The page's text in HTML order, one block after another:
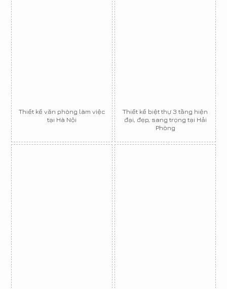
Thiết kế văn phòng làm việc
tại Hà Nội
Thiết kế biệt thự 3 tầng hiện
đại, đẹp, sang trọng tại Hải
Phòng